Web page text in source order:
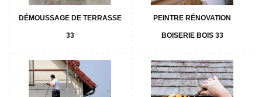
DÉMOUSSAGE DE TERRASSE
33
PEINTRE RÉNOVATION
BOISERIE BOIS 33